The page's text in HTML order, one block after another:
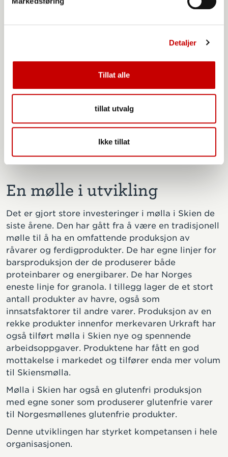
Detaljer
Tillat alle
tillat utvalg
Ikke tillat
Norgesmøllene i Skien foredler årlig 45.000 tonn hvete, rug, bygg
En mølle i utvikling
Det er gjort store investeringer i mølla i Skien de
siste årene. Den har gått fra å være en tradisjonell
mølle til å ha en omfattende produksjon av
råvarer og ferdigprodukter. De har egne linjer for
barsproduksjon der de produserer både
proteinbarer og energibarer. De har Norges
eneste linje for granola. I tillegg lager de et stort
antall produkter av havre, også som
innsatsfaktorer til andre varer. Produksjon av en
rekke produkter innenfor merkevaren Urkraft har
også tilført mølla i Skien nye og spennende
arbeidsoppgaver. Produktene har fått en god
mottakelse i markedet og tilfører enda mer volum
til Skiensmølla.
Mølla i Skien har også en glutenfri produksjon
med egne soner som produserer glutenfrie varer
til Norgesmøllenes glutenfrie produkter.
Denne utviklingen har styrket kompetansen i hele
organisasjonen.